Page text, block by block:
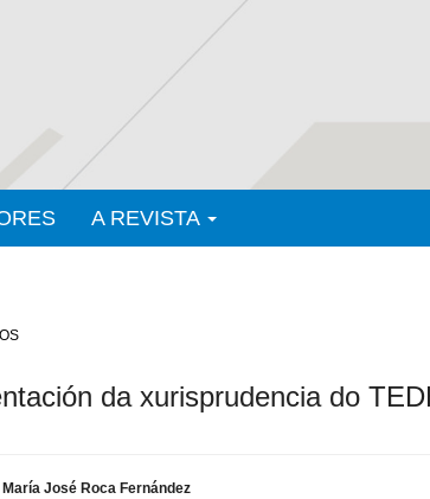
A REVISTA
da xurisprudencia do
María José Roca Fernández